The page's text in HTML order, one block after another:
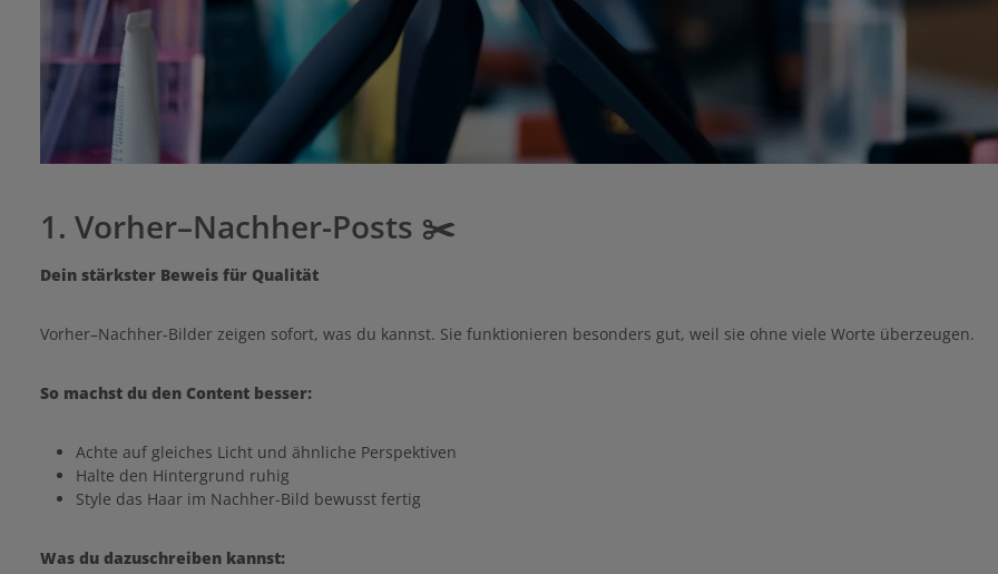
1. Vorher–Nachher-Posts ✂️
Dein stärkster Beweis für Qualität
Vorher–Nachher-Bilder zeigen sofort, was du kannst. Sie funktionieren besonders gut, weil sie ohne viele Worte überzeugen.
So machst du den Content besser:
Achte auf gleiches Licht und ähnliche Perspektiven
Halte den Hintergrund ruhig
Style das Haar im Nachher-Bild bewusst fertig
Was du dazuschreiben kannst: